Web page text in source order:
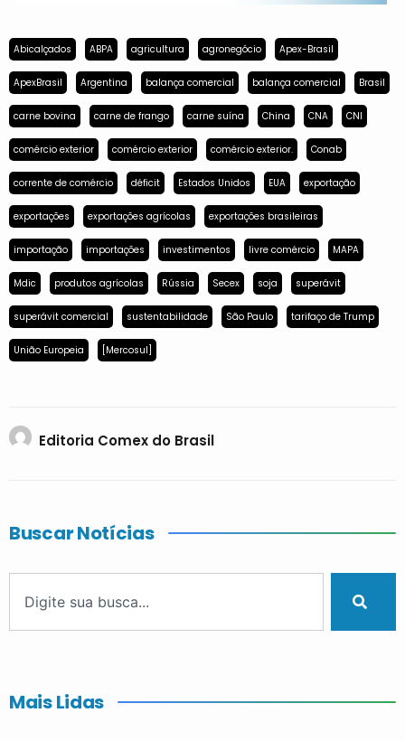
Abicalçados ABPA agricultura agronegócio Apex-Brasil
ApexBrasil Argentina balança comercial balança comercial Brasil
carne bovina carne de frango carne suína China CNA CNI
comércio exterior comércio exterior comércio exterior. Conab
corrente de comércio déficit Estados Unidos EUA exportação
exportações exportações agrícolas exportações brasileiras
importação importações investimentos livre comércio MAPA
Mdic produtos agrícolas Rússia Secex soja superávit
superávit comercial sustentabilidade São Paulo tarifaço de Trump
União Europeia [Mercosul]
Editoria Comex do Brasil
Buscar Notícias
Mais Lidas